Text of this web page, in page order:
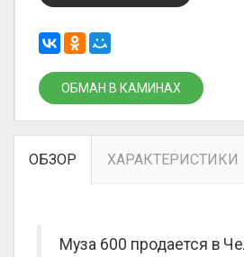
ОБМАН В КАМИНАХ
ОБЗОР ХАРАКТЕРИСТИКИ
Муза 600 продается в